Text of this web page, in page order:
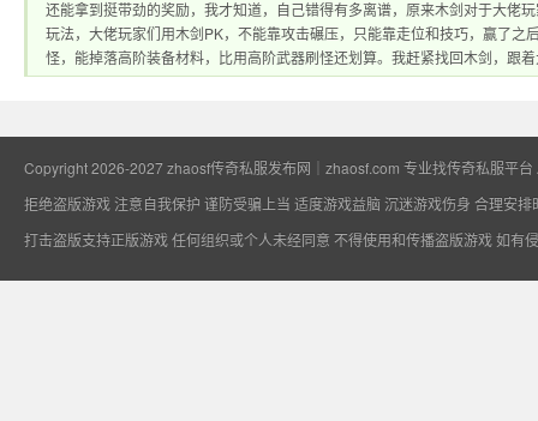
布网｜zhaosf.com
还能拿到挺带劲的奖励，我才知道，自己错得有多离谱，原来木剑对于大佬
玩法，大佬玩家们用木剑PK，不能靠攻击碾压，只能靠走位和技巧，赢了
怪，能掉落高阶装备材料，比用高阶武器刷怪还划算。我赶紧找回木剑，跟
Copyright 2026-2027zhaosf传奇私服发布网｜zhaosf.com 专业找传奇私服平台
拒绝盗版游戏 注意自我保护 谨防受骗上当 适度游戏益脑 沉迷游戏伤身 合理安排
打击盗版支持正版游戏 任何组织或个人未经同意 不得使用和传播盗版游戏 如有